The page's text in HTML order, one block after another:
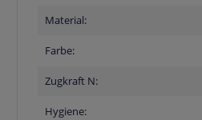
Material:
Farbe:
Zugkraft N:
Hygiene: